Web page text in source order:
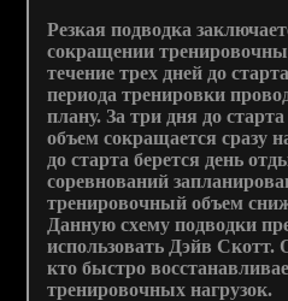
Резкая подводка
сокращении
течение трех дней до
периода тренировки
плану. За три дня до
объем сокращается сразу
до старта берется день
соревнований
тренировочный объем
Данную схему подводки
использовать Дэйв Скотт.
кто быстро
тренировочных нагрузок.